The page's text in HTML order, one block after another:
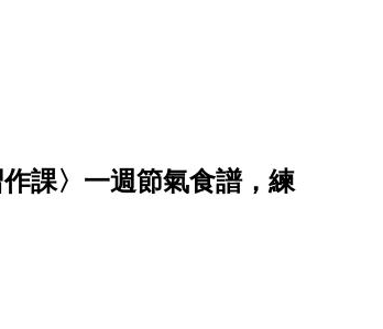
課〉一週節氣食譜，練